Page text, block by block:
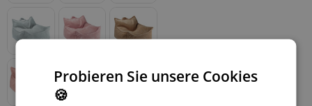
Probieren Sie unsere Cookies
🍪